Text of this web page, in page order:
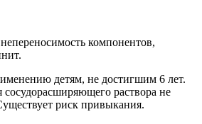
компонентов,
детям, не достигшим 6 лет.
сосудорасширяющего раствора не
риск привыкания.